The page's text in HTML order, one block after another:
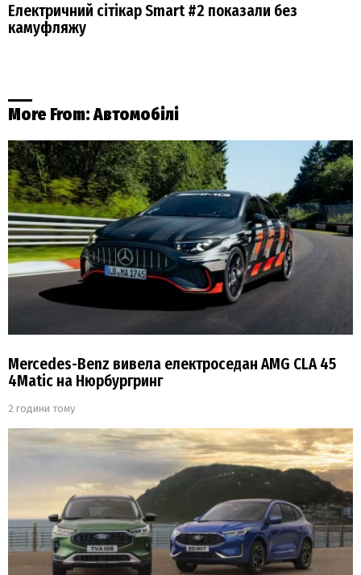
Електричний сітікар Smart #2 показали без
камуфляжу
More From:Автомобілі
Mercedes-Benz вивела електроседан AMG CLA 45
4Matic на Нюрбургринг
2 години тому